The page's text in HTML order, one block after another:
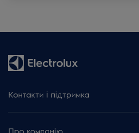
Контакти і підтримка
Сервісні питання
Про компанію